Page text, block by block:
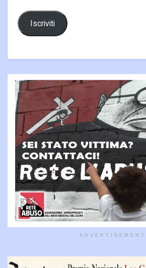
Iscriviti
ADVERTISEMENT